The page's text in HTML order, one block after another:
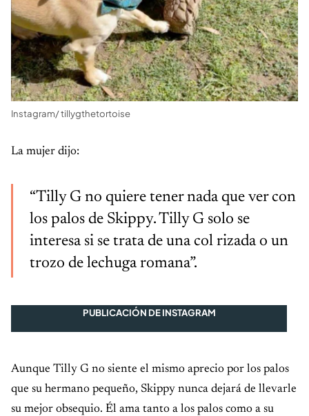
Instagram/ tillygthetortoise
La mujer dijo:
“Tilly G no quiere tener nada que ver con
los palos de Skippy. Tilly G solo se
interesa si se trata de una col rizada o un
trozo de lechuga romana”.
PUBLICACIÓN DE INSTAGRAM
Aunque Tilly G no siente el mismo aprecio por los palos
que su hermano pequeño, Skippy nunca dejará de llevarle
su mejor obsequio. Él ama tanto a los palos como a su